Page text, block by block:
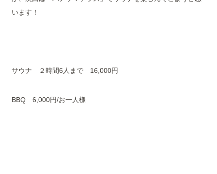
います！
サウナ ２時間6人まで 16,000円
BBQ 6,000円/お一人様